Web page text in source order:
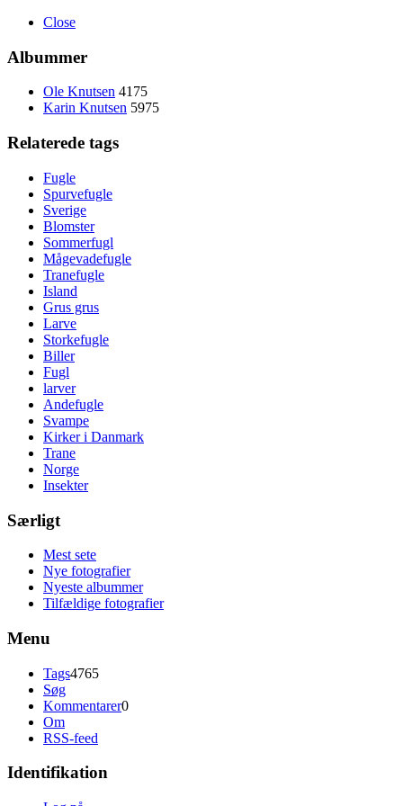
Close
Albummer
Ole Knutsen 4175
Karin Knutsen 5975
Relaterede tags
Fugle
Spurvefugle
Sverige
Blomster
Sommerfugl
Mågevadefugle
Tranefugle
Island
Grus grus
Larve
Storkefugle
Biller
Fugl
larver
Andefugle
Svampe
Kirker i Danmark
Trane
Norge
Insekter
Særligt
Mest sete
Nye fotografier
Nyeste albummer
Tilfældige fotografier
Menu
Tags4765
Søg
Kommentarer0
Om
RSS-feed
Identifikation